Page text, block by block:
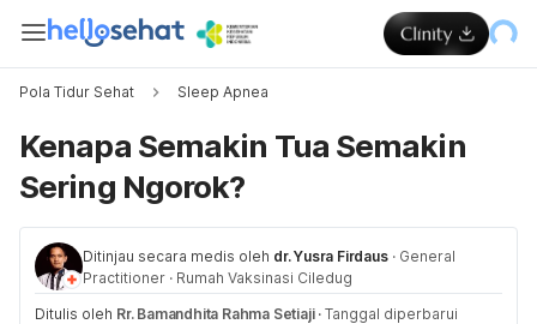
Pola Tidur Sehat Sleep Apnea
Kenapa Semakin Tua Semakin
Sering Ngorok?
Ditinjau secara medis oleh dr. Yusra Firdaus · General
Practitioner · Rumah Vaksinasi Ciledug
Ditulis oleh Rr. Bamandhita Rahma Setiaji · Tanggal diperbarui